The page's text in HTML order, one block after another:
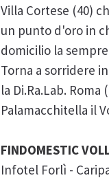
Villa Cortese (40)
un punto d'oro in
domicilio la
Torna a sorridere
la Di.Ra.Lab.
Palamacchitella il
FINDOMESTIC
Infotel Forlì -